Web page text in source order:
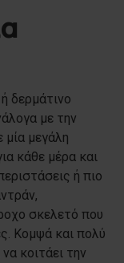
δερμάτινο
με την
μία μεγάλη
κάθε μέρα και
ή πιο
σκελετό που
Κομψά και πολύ
κοιτάει την